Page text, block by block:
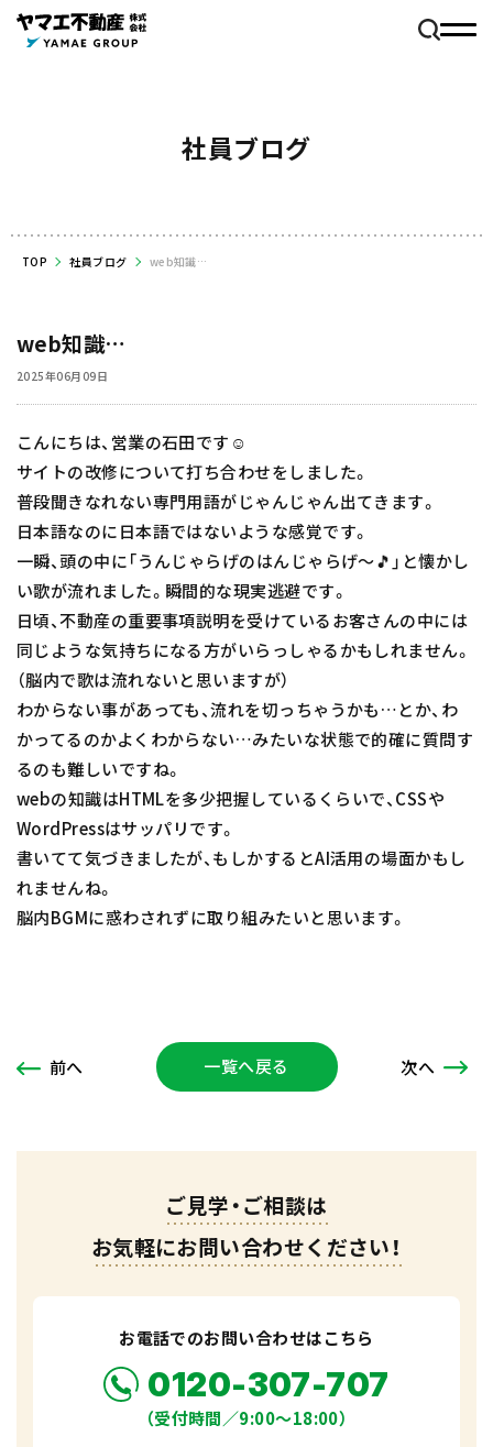
社員ブログ
TOP 社員ブログ web知識…
web知識…
2025年06月09日
こんにちは、営業の石田です☺️
サイトの改修について打ち合わせをしました。
普段聞きなれない専門用語がじゃんじゃん出てきます。
日本語なのに日本語ではないような感覚です。
一瞬、頭の中に「うんじゃらげのはんじゃらげ〜🎵」と懐かし
い歌が流れました。瞬間的な現実逃避です。
日頃、不動産の重要事項説明を受けているお客さんの中には
同じような気持ちになる方がいらっしゃるかもしれません。
（脳内で歌は流れないと思いますが）
わからない事があっても、流れを切っちゃうかも…とか、わ
かってるのかよくわからない…みたいな状態で的確に質問す
るのも難しいですね。
webの知識はHTMLを多少把握しているくらいで、CSSや
WordPressはサッパリです。
書いてて気づきましたが、もしかするとAI活用の場面かもし
れませんね。
脳内BGMに惑わされずに取り組みたいと思います。
前へ 一覧へ戻る 次へ
ご見学・ご相談は
お気軽にお問い合わせください！
お電話でのお問い合わせはこちら
0120-307-707
（受付時間／9:00〜18:00）